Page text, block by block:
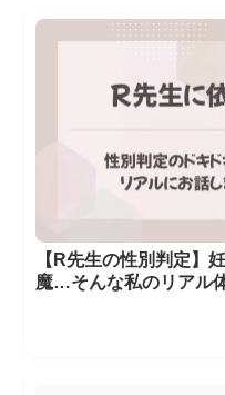
【R先生の性別判定】
魔…そんな私のリアル